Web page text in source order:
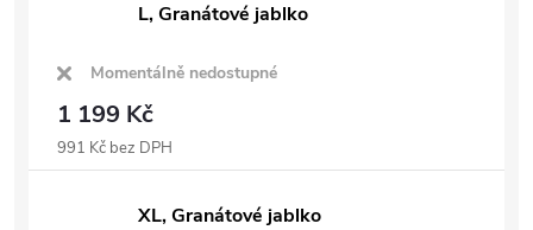
L, Granátové jablko
Momentálně nedostupné
1 199 Kč
991 Kč bez DPH
XL, Granátové jablko